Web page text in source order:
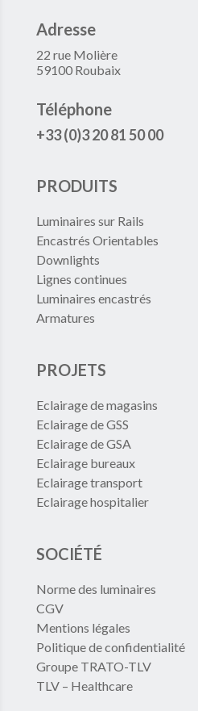
Adresse
22 rue Molière
59100 Roubaix
Téléphone
+33 (0)3 20 81 50 00
PRODUITS
Luminaires sur Rails
Encastrés Orientables
Downlights
Lignes continues
Luminaires encastrés
Armatures
PROJETS
Eclairage de magasins
Eclairage de GSS
Eclairage de GSA
Eclairage bureaux
Eclairage transport
Eclairage hospitalier
SOCIÉTÉ
Norme des luminaires
CGV
Mentions légales
Politique de confidentialité
Groupe TRATO-TLV
TLV – Healthcare